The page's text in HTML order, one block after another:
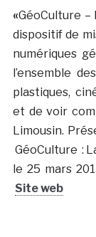
«GéoCulture –
dispositif de
numériques
l’ensemble
plastiques,
et de voir
Limousin.
GéoCulture :
le 25 mars
Site web